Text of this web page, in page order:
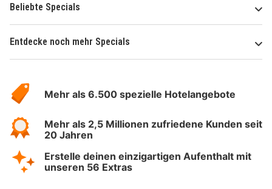
Beliebte Specials
Entdecke noch mehr Specials
Hotelspecials
Mehr als 6.500 spezielle Hotelangebote
Mehr als 2,5 Millionen zufriedene Kunden seit
20 Jahren
Erstelle deinen einzigartigen Aufenthalt mit
unseren 56 Extras